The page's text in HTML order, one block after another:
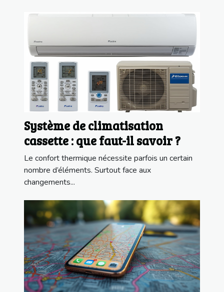
Système de climatisation
cassette : que faut-il savoir ?
Le confort thermique nécessite parfois un certain
nombre d’éléments. Surtout face aux
changements...